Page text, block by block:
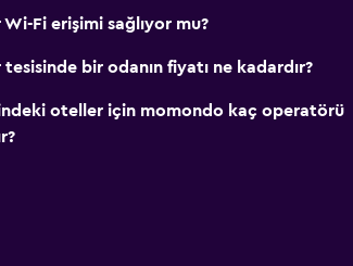
Fi erişimi sağlıyor mu?
bir odanın fiyatı ne kadardır?
oteller için momondo kaç operatörü